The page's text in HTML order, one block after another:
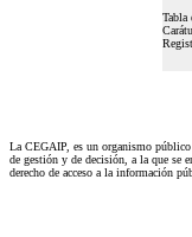
Tabla
La CEGAIP, es un organismo público
de gestión y de decisión, a la que se
derecho de acceso a la información